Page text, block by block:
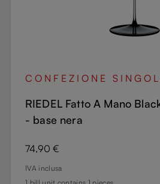
CONFEZIONE
RIEDEL Fatto A Mano
- base nera
Prezzo normale:
74,90 €
IVA inclusa